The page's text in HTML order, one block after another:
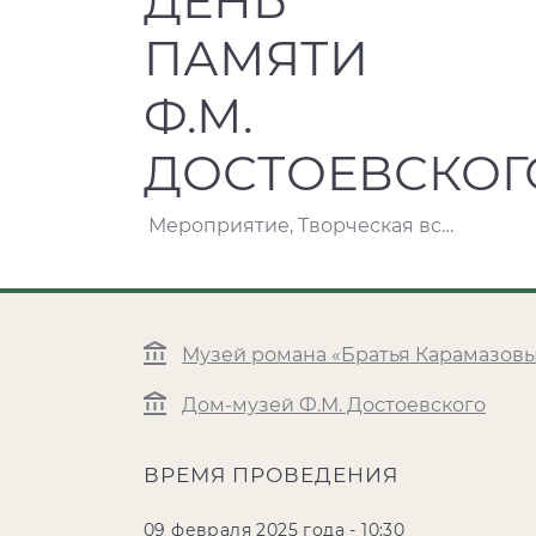
ПАМЯТИ
Ф.М.
Мероприятие, Творческая встреча, Экскурсия, Выставка
Музей романа «Братья
Дом-музей Ф.М. Достоевского
ВРЕМЯ ПРОВЕДЕНИЯ
09 февраля 2025 года - 10:30